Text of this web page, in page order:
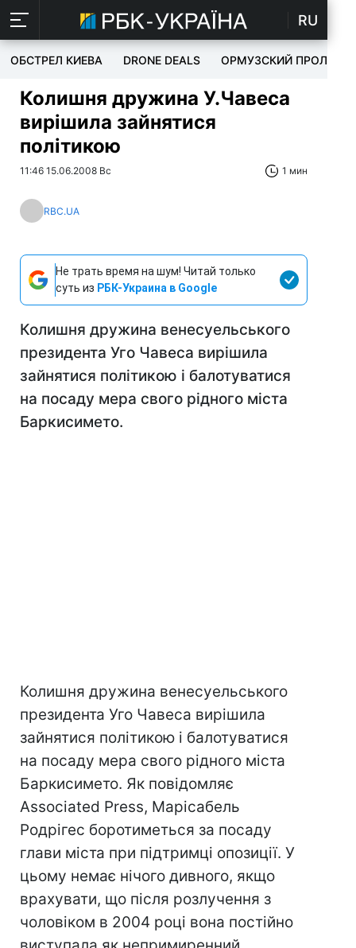
RU
ОБСТРЕЛ КИЕВА DRONE DEALS ОРМУЗСКИЙ ПРОЛИВ
Колишня дружина У.Чавеса
вирішила зайнятися
політикою
11:46 15.06.2008 Вс 1 мин
RBC.UA
Не трать время на шум! Читай только
суть из РБК-Украина в Google
Колишня дружина венесуельського
президента Уго Чавеса вирішила
зайнятися політикою і балотуватися
на посаду мера свого рідного міста
Баркисимето.
Колишня дружина венесуельського
президента Уго Чавеса вирішила
зайнятися політикою і балотуватися
на посаду мера свого рідного міста
Баркисимето. Як повідомляє
Associated Press, Марісабель
Родрігес боротиметься за посаду
глави міста при підтримці опозиції. У
цьому немає нічого дивного, якщо
врахувати, що після розлучення з
чоловіком в 2004 році вона постійно